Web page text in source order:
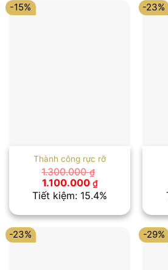
-15%
Thành công rực rỡ
1.300.000₫
Giá
gốc
là:
1.100.000 ₫Giá
hiện
tại
1.100.000 ₫.
Tiết kiệm: 15.4%
-23%
-23% -29%